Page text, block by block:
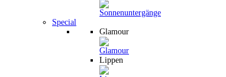
Special
Glamour
Lippen